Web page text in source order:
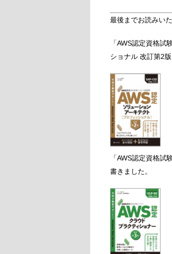
最後までお読みい
「AWS認定資格
ショナル 改訂第2
「AWS認定資格
書きました。